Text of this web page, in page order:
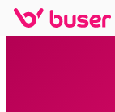
Home